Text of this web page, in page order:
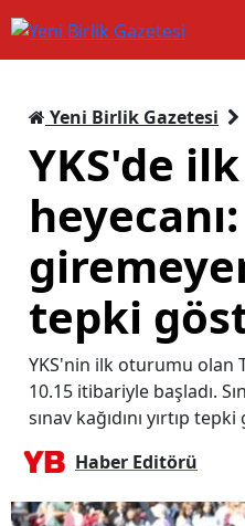
Yeni Birlik Gazetesi
YKS'de
tepki
YKS'nin ilk oturumu olan
10.15 itibariyle başladı.
sınav kağıdını yırtıp
Haber Editörü